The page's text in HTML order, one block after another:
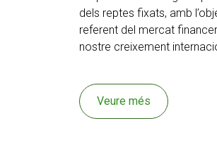
dels reptes fixats, amb
referent del mercat
nostre creixement
Veure més